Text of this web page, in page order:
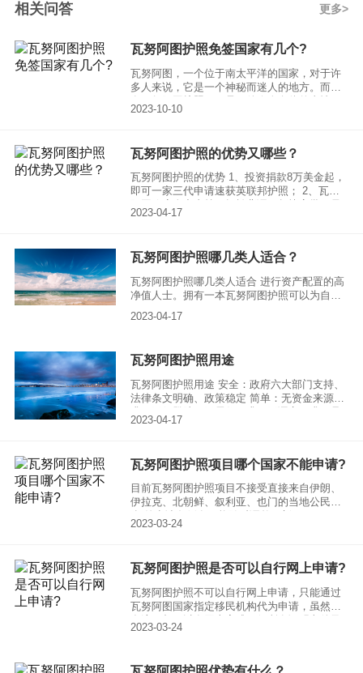
相关问答 更多
瓦努阿图护照免签国家有几个?
瓦努阿图，一个位于南太平洋的国家，对于许
多人来说，它是一个神秘而迷人的地方。而拥
那么，瓦努阿图护照免签国家有几个呢？让我
2023-10-10
瓦努阿图护照的优势又哪些？
瓦努阿图护照的优势 1、投资捐款8万美金起，
即可一家三代申请速获英联邦护照； 2、瓦努
需6-8周； 3、无移民监，无登录、护照换发简
2023-04-17
瓦努阿图护照哪几类人适合？
瓦努阿图护照哪几类人适合 进行资产配置的高
净值人士。拥有一本瓦努阿图护照可以为自己
险，还可进行海外投资，实现全球财富配置。
2023-04-17
瓦努阿图护照用途
瓦努阿图护照用途 安全：政府六大部门支持、
法律条文明确、政策稳定 简单：无资金来源要
无需居住要求 快速：特快审批，约1个月完成
2023-04-17
瓦努阿图护照项目哪个国家不能申请?
目前瓦努阿图护照项目不接受直接来自伊朗、
伊拉克、北朝鲜、叙利亚、也门的当地公民。
2023-03-24
瓦努阿图护照是否可以自行网上申请?
瓦努阿图护照不可以自行网上申请，只能通过
瓦努阿图国家指定移民机构代为申请，虽然很
原件必须以实体公证后以原件为准。
2023-03-24